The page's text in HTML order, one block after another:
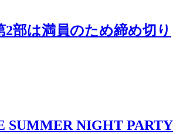
部は満員のため締め切り
SUMMER NIGHT PARTY